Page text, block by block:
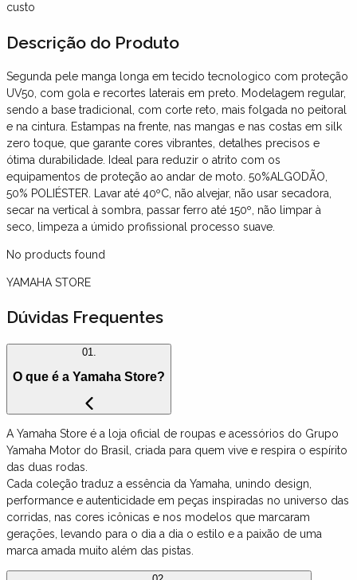
custo
Descrição do Produto
Segunda pele manga longa em tecido tecnologico com proteção
UV50, com gola e recortes laterais em preto. Modelagem regular,
sendo a base tradicional, com corte reto, mais folgada no peitoral
e na cintura. Estampas na frente, nas mangas e nas costas em silk
zero toque, que garante cores vibrantes, detalhes precisos e
ótima durabilidade. Ideal para reduzir o atrito com os
equipamentos de proteção ao andar de moto. 50%ALGODÃO,
50% POLIÉSTER. Lavar até 40ºC, não alvejar, não usar secadora,
secar na vertical à sombra, passar ferro até 150º, não limpar à
seco, limpeza a úmido profissional processo suave.
No products found
YAMAHA STORE
Dúvidas Frequentes
01.
O que é a Yamaha Store?
A Yamaha Store é a loja oficial de roupas e acessórios do Grupo
Yamaha Motor do Brasil, criada para quem vive e respira o espírito
das duas rodas.
Cada coleção traduz a essência da Yamaha, unindo design,
performance e autenticidade em peças inspiradas no universo das
corridas, nas cores icônicas e nos modelos que marcaram
gerações, levando para o dia a dia o estilo e a paixão de uma
marca amada muito além das pistas.